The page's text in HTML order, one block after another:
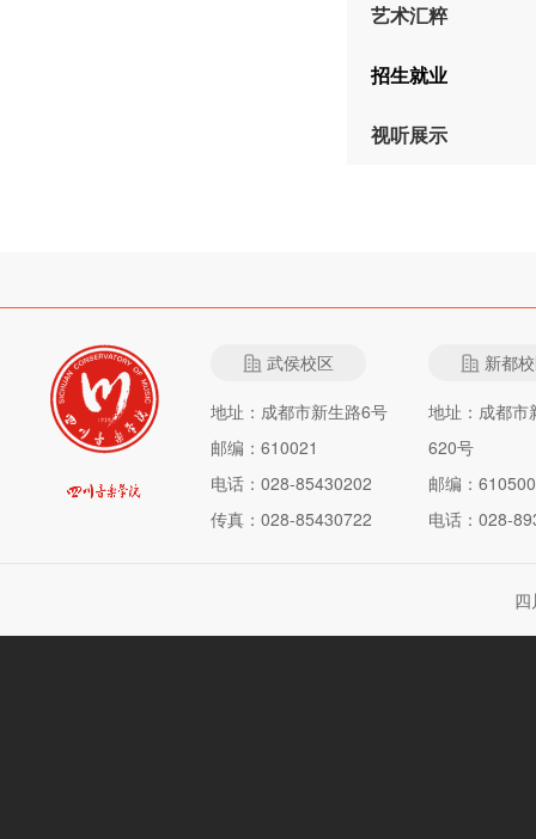
艺术汇粹
招生就业
视听展示
武侯校区
地址：成都市新生路6号
邮编：610021
电话：028-85430202
传真：028-85430722
新都
地址：成都市
620号
邮编：610500
电话：028-